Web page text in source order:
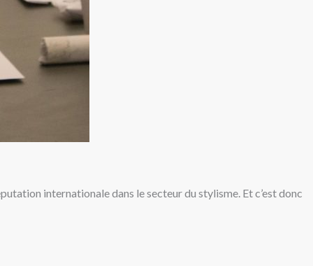
internationale dans le secteur du stylisme. Et c’est donc